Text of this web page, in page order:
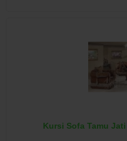
Kursi Sofa Tamu